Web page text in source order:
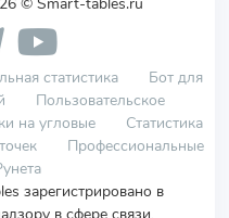
статистика
Бот для
Пользовательское
на угловые
Статистика
Профессиональные
зарегистрировано в